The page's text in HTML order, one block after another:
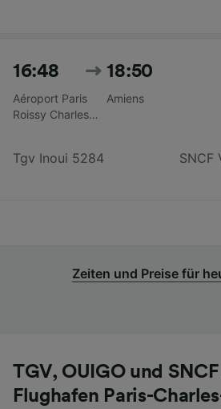
16:48
Aéroport Paris
Roissy Charles
18:50
Amiens
Tgv Inoui 5284 SNCF
Zeiten und Preise für
TGV, OUIGO und
Flughafen Paris-